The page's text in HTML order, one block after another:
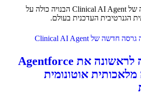
Oracle חשפה גרסה חדשה של Clinical AI Agent הבנויה כולה על
הגנרטיבית העדכנית בעולם.
Salesforce מציגה לראשונה את Agentforce
מלאכותית אוטונומית